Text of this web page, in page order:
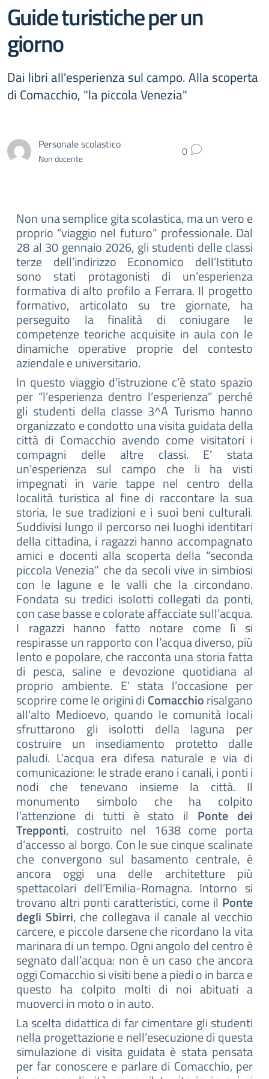
Guide turistiche per un
giorno
Dai libri all'esperienza sul campo. Alla scoperta
di Comacchio, "la piccola Venezia"
Personale scolastico
Non docente 0
Non una semplice gita scolastica, ma un vero e
proprio “viaggio nel futuro” professionale. Dal
28 al 30 gennaio 2026, gli studenti delle classi
terze dell’indirizzo Economico dell’Istituto
sono stati protagonisti di un’esperienza
formativa di alto profilo a Ferrara. Il progetto
formativo, articolato su tre giornate, ha
perseguito la finalità di coniugare le
competenze teoriche acquisite in aula con le
dinamiche operative proprie del contesto
aziendale e universitario.
In questo viaggio d’istruzione c’è stato spazio
per “l’esperienza dentro l’esperienza” perché
gli studenti della classe 3^A Turismo hanno
organizzato e condotto una visita guidata della
città di Comacchio avendo come visitatori i
compagni delle altre classi. E’ stata
un’esperienza sul campo che li ha visti
impegnati in varie tappe nel centro della
località turistica al fine di raccontare la sua
storia, le sue tradizioni e i suoi beni culturali.
Suddivisi lungo il percorso nei luoghi identitari
della cittadina, i ragazzi hanno accompagnato
amici e docenti alla scoperta della “seconda
piccola Venezia” che da secoli vive in simbiosi
con le lagune e le valli che la circondano.
Fondata su tredici isolotti collegati da ponti,
con case basse e colorate affacciate sull’acqua.
I ragazzi hanno fatto notare come lì si
respirasse un rapporto con l’acqua diverso, più
lento e popolare, che racconta una storia fatta
di pesca, saline e devozione quotidiana al
proprio ambiente. E’ stata l’occasione per
scoprire come le origini di Comacchiorisalgano
all’alto Medioevo, quando le comunità locali
sfruttarono gli isolotti della laguna per
costruire un insediamento protetto dalle
paludi. L’acqua era difesa naturale e via di
comunicazione: le strade erano i canali, i ponti i
nodi che tenevano insieme la città. Il
monumento simbolo che ha colpito
l’attenzione di tutti è stato il Ponte dei
Trepponti, costruito nel 1638 come porta
d’accesso al borgo. Con le sue cinque scalinate
che convergono sul basamento centrale, è
ancora oggi una delle architetture più
spettacolari dell’Emilia-Romagna. Intorno si
trovano altri ponti caratteristici, come il Ponte
degli Sbirri, che collegava il canale al vecchio
carcere, e piccole darsene che ricordano la vita
marinara di un tempo. Ogni angolo del centro è
segnato dall’acqua: non è un caso che ancora
oggi Comacchio si visiti bene a piedi o in barca e
questo ha colpito molti di noi abituati a
muoverci in moto o in auto.
La scelta didattica di far cimentare gli studenti
nella progettazione e nell’esecuzione di questa
simulazione di visita guidata è stata pensata
per far conoscere e parlare di Comacchio, per